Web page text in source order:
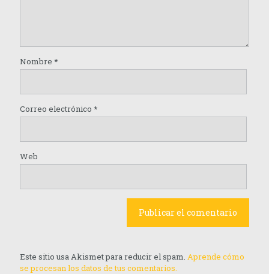
Nombre *
Correo electrónico *
Web
Este sitio usa Akismet para reducir el spam. Aprende cómo
se procesan los datos de tus comentarios.